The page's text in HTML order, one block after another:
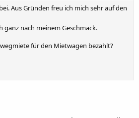
Aus Gründen freu ich mich sehr auf den
ganz nach meinem Geschmack.
für den Mietwagen bezahlt?